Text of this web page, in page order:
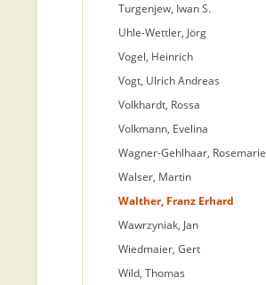
Turgenjew, Iwan S.
Uhle-Wettler, Jörg
Vogel, Heinrich
Vogt, Ulrich Andreas
Volkhardt, Rossa
Volkmann, Evelina
Wagner-Gehlhaar, Rosemarie
Walser, Martin
Walther, Franz Erhard
Wawrzyniak, Jan
Wiedmaier, Gert
Wild, Thomas